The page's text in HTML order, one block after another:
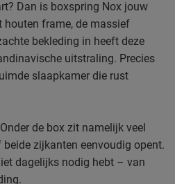
Dan is boxspring Nox jouw
houten frame, de massief
bekleding in heeft deze
uitstraling. Precies
slaapkamer die rust
de box zit namelijk veel
zijkanten eenvoudig opent.
dagelijks nodig hebt – van